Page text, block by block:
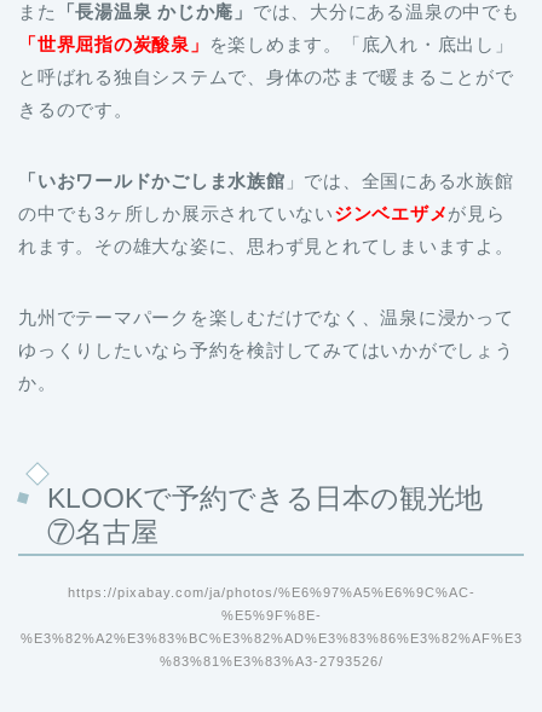
また 「長湯温泉 かじか庵」 では、大分にある温泉の中でも
「世界屈指の炭酸泉」
を楽しめます。「底入れ・底出し」
と呼ばれる独自システムで、身体の芯まで暖まることがで
きるのです。
「いおワールドかごしま水族館 」では、全国にある水族館
の中でも3ヶ所しか展示されていないジンベエザメが見ら
れます。その雄大な姿に、思わず見とれてしまいますよ。
九州でテーマパークを楽しむだけでなく、温泉に浸かって
ゆっくりしたいなら予約を検討してみてはいかがでしょう
か。
KLOOKで予約できる日本の観光地
⑦名古屋
https://pixabay.com/ja/photos/%E6%97%A5%E6%9C%AC-
%E5%9F%8E-
%E3%82%A2%E3%83%BC%E3%82%AD%E3%83%86%E3%82%AF%E3
%83%81%E3%83%A3-2793526/